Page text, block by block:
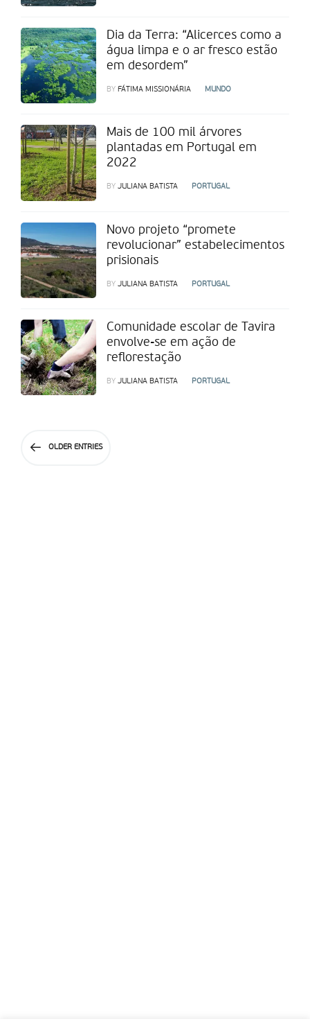
Dia da Terra: “Alicerces como a
água limpa e o ar fresco estão
em desordem”
BY FÁTIMA MISSIONÁRIA MUNDO
Mais de 100 mil árvores
plantadas em Portugal em
2022
BYJULIANA BATISTA PORTUGAL
Novo projeto “promete
revolucionar” estabelecimentos
prisionais
BYJULIANA BATISTA PORTUGAL
Comunidade escolar de Tavira
envolve-se em ação de
reflorestação
BYJULIANA BATISTA PORTUGAL
OLDER ENTRIES